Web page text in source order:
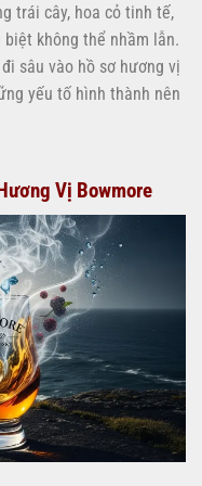
trái cây, hoa cỏ tinh tế,
không thể nhầm lẫn.
sâu vào hồ sơ hương vị
yếu tố hình thành nên
Vị Bowmore